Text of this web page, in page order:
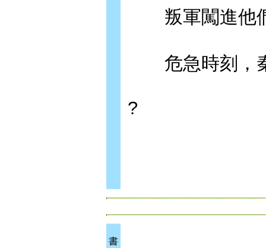
叛軍闖進他們
危急時刻，
?
書